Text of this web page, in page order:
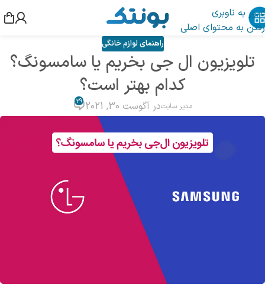
عبور به ناوبری
رفتن به محتوای اصلی
راهنمای لوازم خانگی
تلویزیون ال‌ جی بخریم یا سامسونگ؟
کدام بهتر است؟
مدیر سایتدر آگوست 30, 2021 29